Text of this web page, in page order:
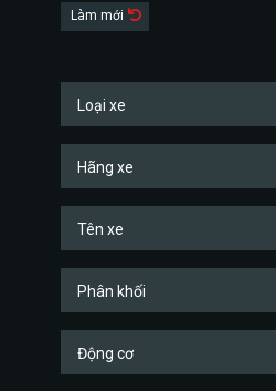
Làm mới
Loại xe
Hãng xe
Tên xe
Phân khối
Động cơ